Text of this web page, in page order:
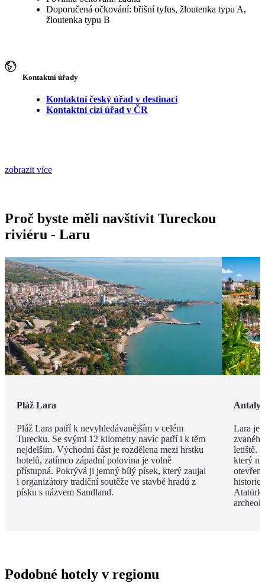
Doporučená očkování: břišní tyfus, žloutenka typu A,
žloutenka typu B
Kontaktní úřady
Kontaktní český úřad v destinaci
Kontaktní cizí úřad v ČR
zobrazit více
Proč byste měli navštívit Tureckou
riviéru - Laru
Pláž Lara
Pláž Lara patří k nevyhledávanějším v celém
Turecku. Se svými 12 kilometry navíc patří i k těm
nejdelším. Východní část je rozdělena mezi hrstku
hotelů, zatímco západní polovina je volně
přístupná. Pokrývá ji jemný bílý písek, který zaujal
i organizátory tradiční soutěže ve stavbě hradů z
písku s názvem Sandland.
Lara je
letiště.
který
historie
Podobné hotely v regionu